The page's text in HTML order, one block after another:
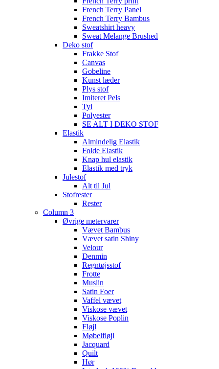
French Terry Panel
French Terry Bambus
Sweatshirt heavy
Sweat Melange Brushed
Deko stof
Frakke Stof
Canvas
Gobeline
Kunst læder
Plys stof
Imiteret Pels
Tyl
Polyester
SE ALT I DEKO STOF
Elastik
Almindelig Elastik
Folde Elastik
Knap hul elastik
Elastik med tryk
Julestof
Alt til Jul
Stofrester
Rester
Column 3
Øvrige metervarer
Vævet Bambus
Vævet satin Shiny
Velour
Denmin
Regntøjsstof
Frotte
Muslin
Satin Foer
Vaffel vævet
Viskose vævet
Viskose Poplin
Fløjl
Møbelfløjl
Jacquard
Quilt
Hør